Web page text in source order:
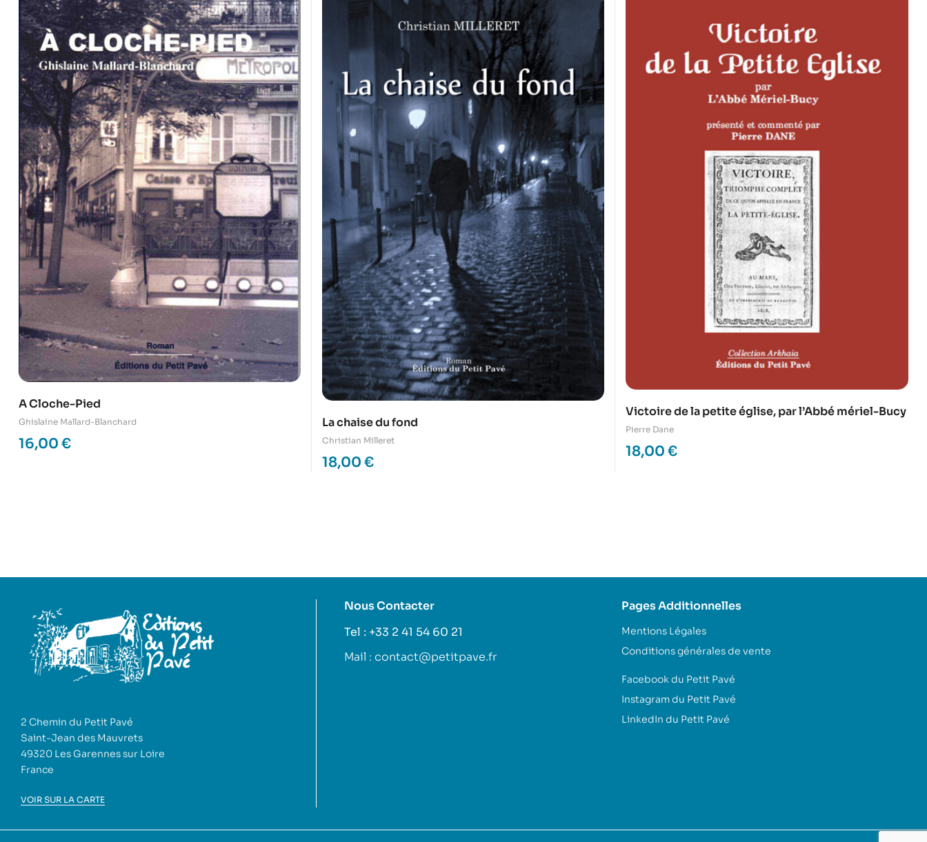
A Cloche-Pied
Ghislaine Mallard-Blanchard
16,00 €
La chaise du fond
Christian Milleret
18,00 €
Victoire de la petite église, par l’Abbé mériel-Bucy
Pierre Dane
18,00 €
2 Chemin du Petit Pavé
Saint-Jean des Mauvrets
49320 Les Garennes sur Loire
France
VOIR SUR LA CARTE
Nous Contacter
Tel : +33 2 41 54 60 21
Mail : contact@petitpave.fr
Pages Additionnelles
Mentions Légales
Conditions générales de vente
Facebook du Petit Pavé
Instagram du Petit Pavé
LinkedIn du Petit Pavé